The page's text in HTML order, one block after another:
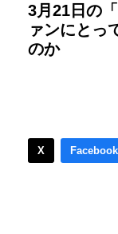
3月21日の
ァンにとっ
のか
X Facebook